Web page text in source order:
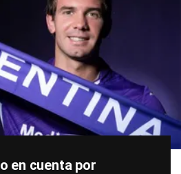
en cuenta por